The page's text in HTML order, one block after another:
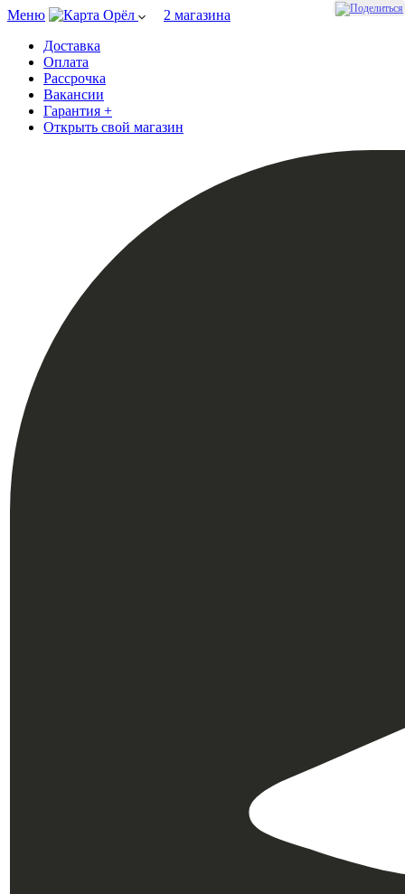
Меню Орёл
2 магазина
Доставка
Оплата
Рассрочка
Вакансии
Гарантия +
Открыть свой магазин